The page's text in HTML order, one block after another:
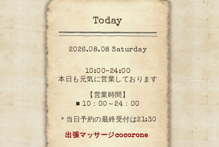
Today
2026.08.08 Saturday
10:00~24:00
本日も元気に営業しております
【営業時間】
■ 10：00～24：00
＊当日予約の最終受付は21:30
出張マッサージcocorone